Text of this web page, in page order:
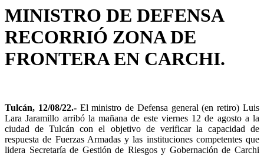
MINISTRO DE DEFENSA
RECORRIÓ ZONA DE
FRONTERA EN CARCHI.
Tulcán, 12/08/22.-El ministro de Defensa general (en retiro) Luis
Lara Jaramillo arribó la mañana de este viernes 12 de agosto a la
ciudad de Tulcán con el objetivo de verificar la capacidad de
respuesta de Fuerzas Armadas y las instituciones competentes que
lidera Secretaría de Gestión de Riesgos y Gobernación de Carchi